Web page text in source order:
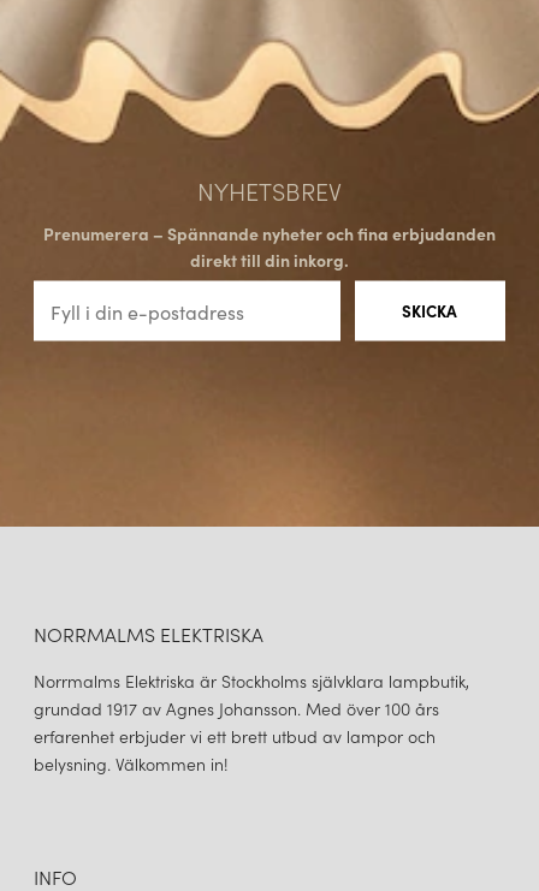
NYHETSBREV
Prenumerera – Spännande nyheter och fina erbjudanden
direkt till din inkorg.
NORRMALMS ELEKTRISKA
Norrmalms Elektriska är Stockholms självklara lampbutik,
grundad 1917 av Agnes Johansson. Med över 100 års
erfarenhet erbjuder vi ett brett utbud av lampor och
belysning. Välkommen in!
INFO